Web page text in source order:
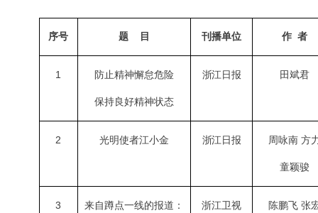
序号 题 目 刊播单位 作 者
1 防止精神懈怠危险
保持良好精神状态
浙江日报 田斌君
2 光明使者江小金 浙江日报 周咏南 方
童颖骏
3 来自蹲点一线的报道： 浙江卫视 陈鹏飞 张